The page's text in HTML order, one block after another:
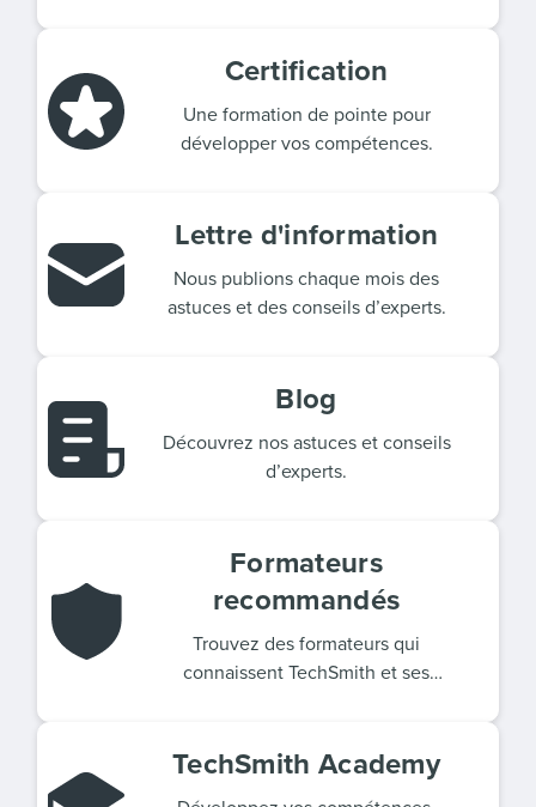
Certification
Une formation de pointe pour
développer vos compétences.
Lettre d'information
Nous publions chaque mois des
astuces et des conseils d’experts.
Blog
Découvrez nos astuces et conseils
d’experts.
Formateurs
recommandés
Trouvez des formateurs qui
connaissent TechSmith et ses
TechSmith Academy